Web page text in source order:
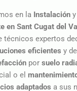
en la Instalación y
en Sant Cugat del
técnicos expertos
eficientes y
por suelo
o el
adaptados a sus